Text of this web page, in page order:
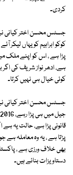
کردی۔
جسٹس محسن اختر کیانی
کوکو ابراہیم کو یہاں لیکر
پڑا ہے ، اس کو اپنے ملک
ہے، ادھر نواز شریف کی
کوئی خیال ہی نہیں کرتا۔
جسٹس محسن اختر کیانی
قانونی پڑا ہے، حالت یہ ہے
پڑتا ہے ، یہ وہ معاملہ
بھی خلاف ورزی ہے ،
دستاویزات بنائے ہیں۔